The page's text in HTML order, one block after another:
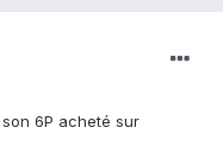
6P acheté sur